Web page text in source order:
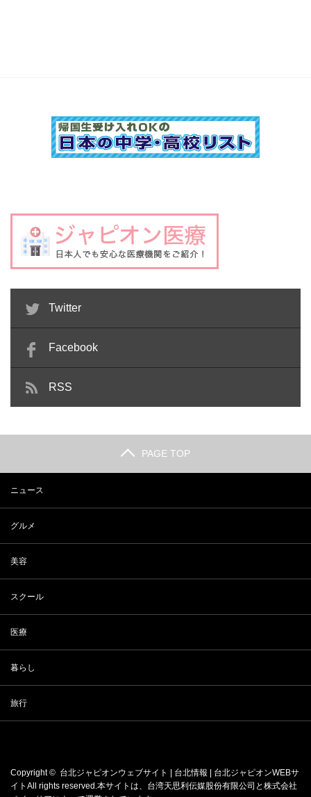
Twitter
Facebook
RSS
PAGE TOP
ニュース
グルメ
美容
スクール
医療
暮らし
旅行
Copyright © 台北ジャピオンウェブサイト | 台北情報 | 台北ジャピオンWEBサ
イト All rights reserved.本サイトは、 台湾天思利伝媒股份有限公司 と株式会社